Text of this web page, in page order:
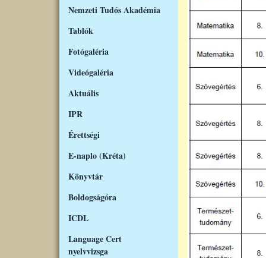
Nemzeti Tudós Akadémia
Tablók
Fotógaléria
Videógaléria
Aktuális
IPR
Érettségi
E-naplo (Kréta)
Könyvtár
Boldogságóra
ICDL
Language Cert
nyelvvizsga